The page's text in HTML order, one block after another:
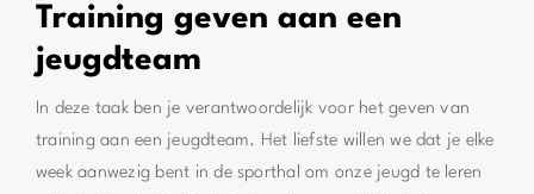
Training geven aan een
jeugdteam
In deze taak ben je verantwoordelijk voor het geven van
training aan een jeugdteam. Het liefste willen we dat je elke
week aanwezig bent in de sporthal om onze jeugd te leren